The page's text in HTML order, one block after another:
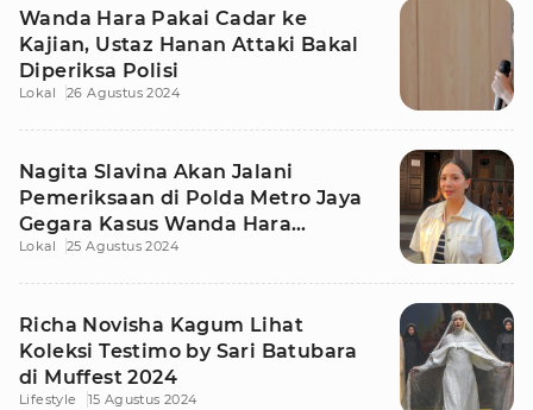
Wanda Hara Pakai Cadar ke
Kajian, Ustaz Hanan Attaki Bakal
Diperiksa Polisi
Lokal 26 Agustus 2024
Nagita Slavina Akan Jalani
Pemeriksaan di Polda Metro Jaya
Gegara Kasus Wanda Hara
Bercadar
Lokal 25 Agustus 2024
Richa Novisha Kagum Lihat
Koleksi Testimo by Sari Batubara
di Muffest 2024
Lifestyle 15 Agustus 2024